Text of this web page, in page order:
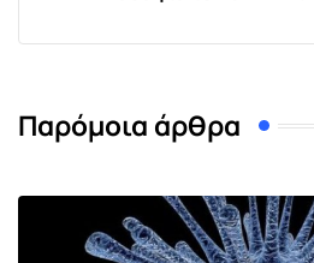
Παρόμοια άρθρα